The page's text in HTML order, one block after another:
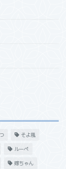
そよ風
ルーペ
嫁ちゃん